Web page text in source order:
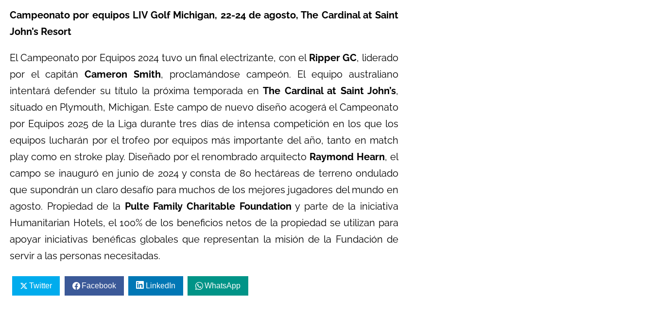
Campeonato por equipos LIV Golf Michigan, 22-24 de agosto, The Cardinal at Saint
John’s Resort
El Campeonato por Equipos 2024 tuvo un final electrizante, con el Ripper GC, liderado
por el capitán Cameron Smith, proclamándose campeón. El equipo australiano
intentará defender su título la próxima temporada enThe Cardinal at Saint John’s,
situado en Plymouth, Michigan. Este campo de nuevo diseño acogerá el Campeonato
por Equipos 2025 de la Liga durante tres días de intensa competición en los que los
equipos lucharán por el trofeo por equipos más importante del año, tanto en match
play como en stroke play. Diseñado por el renombrado arquitecto Raymond Hearn, el
campo se inauguró en junio de 2024 y consta de 80 hectáreas de terreno ondulado
que supondrán un claro desafío para muchos de los mejores jugadores del mundo en
agosto. Propiedad de la Pulte Family Charitable Foundation y parte de la iniciativa
Humanitarian Hotels, el 100% de los beneficios netos de la propiedad se utilizan para
apoyar iniciativas benéficas globales que representan la misión de la Fundación de
servir a las personas necesitadas.
Twitter Facebook LinkedIn WhatsApp